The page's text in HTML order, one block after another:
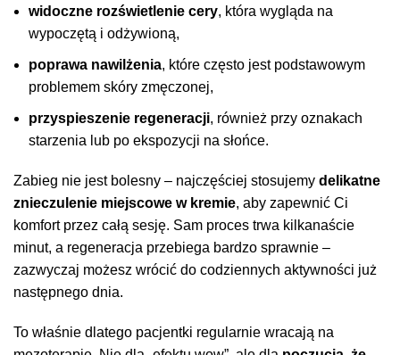
widoczne rozświetlenie cery, która wygląda na
wypoczętą i odżywioną,
poprawa nawilżenia, które często jest podstawowym
problemem skóry zmęczonej,
przyspieszenie regeneracji, również przy oznakach
starzenia lub po ekspozycji na słońce.
Zabieg nie jest bolesny – najczęściej stosujemy delikatne
znieczulenie miejscowe w kremie, aby zapewnić Ci
komfort przez całą sesję. Sam proces trwa kilkanaście
minut, a regeneracja przebiega bardzo sprawnie –
zazwyczaj możesz wrócić do codziennych aktywności już
następnego dnia.
To właśnie dlatego pacjentki regularnie wracają na